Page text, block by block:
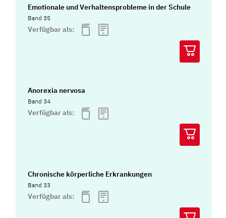
Emotionale und Verhaltensprobleme in der Schule
Band 35
Verfügbar als:
Anorexia nervosa
Band 34
Verfügbar als:
Chronische körperliche Erkrankungen
Band 33
Verfügbar als: